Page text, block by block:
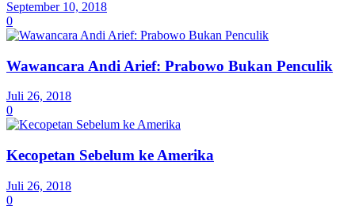
September 10, 2018
0
Wawancara Andi Arief: Prabowo Bukan Penculik
Juli 26, 2018
0
Kecopetan Sebelum ke Amerika
Juli 26, 2018
0